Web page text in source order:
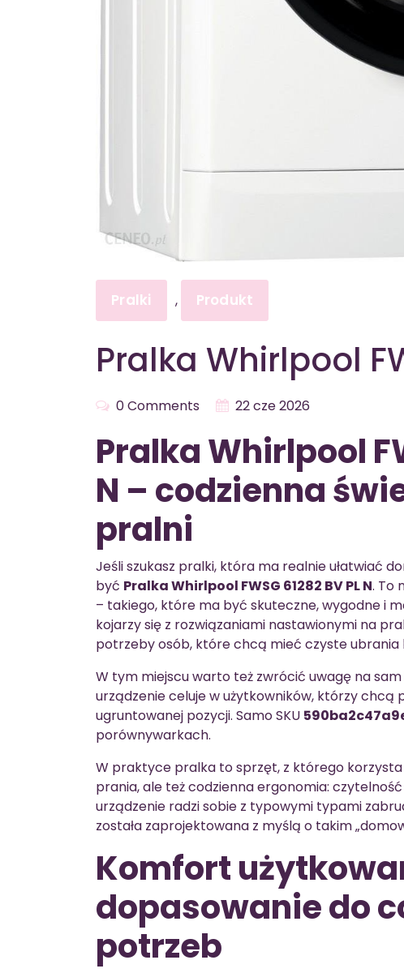
Pralki , Produkt
Pralka Whirlpool
0 Comments 22 cze 2026
Pralka Whirlpool
N – codzienna
pralni
Jeśli szukasz pralki, która ma realnie ułatwiać
być Pralka Whirlpool FWSG 61282 BV PL N. To
– takiego, które ma być skuteczne, wygodne i
kojarzy się z rozwiązaniami nastawionymi na
potrzeby osób, które chcą mieć czyste ubrania
W tym miejscu warto też zwrócić uwagę na sam
urządzenie celuje w użytkowników, którzy chcą
ugruntowanej pozycji. Samo SKU
porównywarkach.
W praktyce pralka to sprzęt, z którego
prania, ale też codzienna ergonomia:
urządzenie radzi sobie z typowymi typami
została zaprojektowana z myślą o takim
Komfort
dopasowanie do
potrzeb